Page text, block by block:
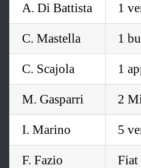
A. Di Battista 1
C. Mastella 1
C. Scajola 1
M. Gasparri 2
I. Marino 5
F. Fazio Fiat